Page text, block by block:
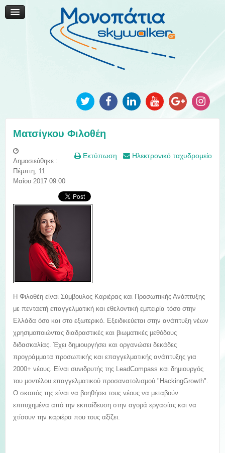
Μονοπάτια Καινοτομίας
Μονοπάτια Τοπικής Ανάπτυξης
Ανακοινώσεις
Φωτογραφίες
Ματσίγκου Φιλοθέη
Εκτύπωση Ηλεκτρονικό ταχυδρομείο
Δημοσιεύθηκε :
Πέμπτη, 11
Μαΐου 2017 09:00
Η Φιλοθέη είναι Σύμβουλος Καριέρας και Προσωπικής Ανάπτυξης
με πενταετή επαγγελματική και εθελοντική εμπειρία τόσο στην
Ελλάδα όσο και στο εξωτερικό. Εξειδικεύεται στην ανάπτυξη νέων
χρησιμοποιώντας διαδραστικές και βιωματικές μεθόδους
διδασκαλίας. Έχει δημιουργήσει και οργανώσει δεκάδες
προγράμματα προσωπικής και επαγγελματικής ανάπτυξης για
2000+ νέους. Είναι συνιδρυτής της LeadCompass και δημιουργός
του μοντέλου επαγγελματικού προσανατολισμού "HackingGrowth".
Ο σκοπός της είναι να βοηθήσει τους νέους να μεταβούν
επιτυχημένα από την εκπαίδευση στην αγορά εργασίας και να
χτίσουν την καριέρα που τους αξίζει.